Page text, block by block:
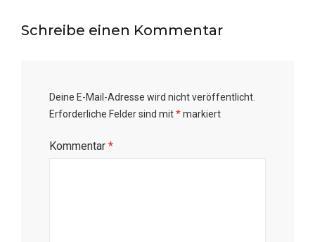
Schreibe einen Kommentar
Deine E-Mail-Adresse wird nicht veröffentlicht.
Erforderliche Felder sind mit*markiert
Kommentar *